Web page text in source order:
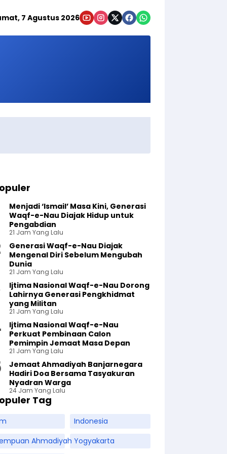
7 Agustus 2026
Menjadi ‘Ismail’ Masa Kini, Generasi
Waqf-e-Nau Diajak Hidup untuk
Pengabdian
21 Jam Yang Lalu
Generasi Waqf-e-Nau Diajak
Mengenal Diri Sebelum Mengubah
Dunia
21 Jam Yang Lalu
Ijtima Nasional Waqf-e-Nau Dorong
Lahirnya Generasi Pengkhidmat
yang Militan
21 Jam Yang Lalu
Ijtima Nasional Waqf-e-Nau
Perkuat Pembinaan Calon
Pemimpin Jemaat Masa Depan
21 Jam Yang Lalu
Jemaat Ahmadiyah Banjarnegara
Hadiri Doa Bersama Tasyakuran
Nyadran Warga
24 Jam Yang Lalu
Tag
Indonesia
Ahmadiyah Yogyakarta